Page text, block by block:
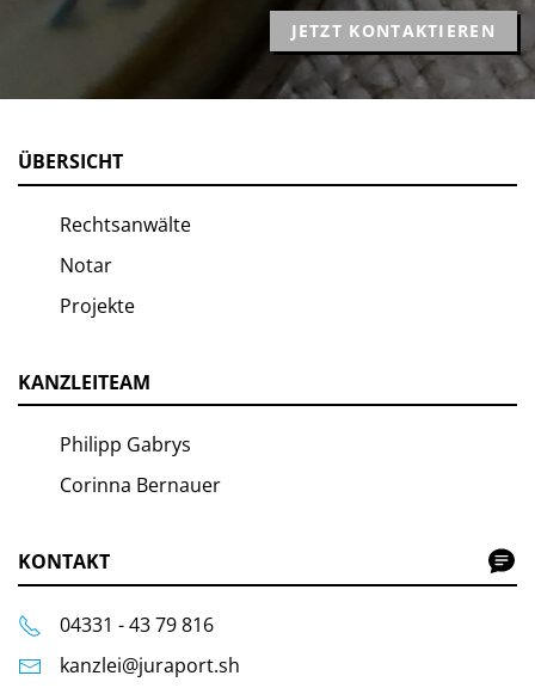
JETZT KONTAKTIEREN
ÜBERSICHT
Rechtsanwälte
Notar
Projekte
KANZLEITEAM
Philipp Gabrys
Corinna Bernauer
KONTAKT
04331 - 43 79 816
kanzlei@juraport.sh